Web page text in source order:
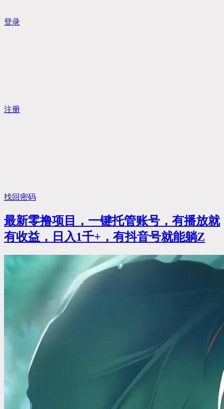
登录
注册
找回密码
最新零撸项目，一键托管账号，有播放就
有收益，日入1千+，有抖音号就能躺Z